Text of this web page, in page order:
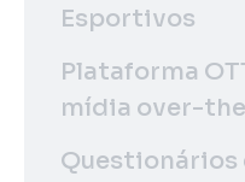
Esportivos
Plataforma
mídia over-
Questionários